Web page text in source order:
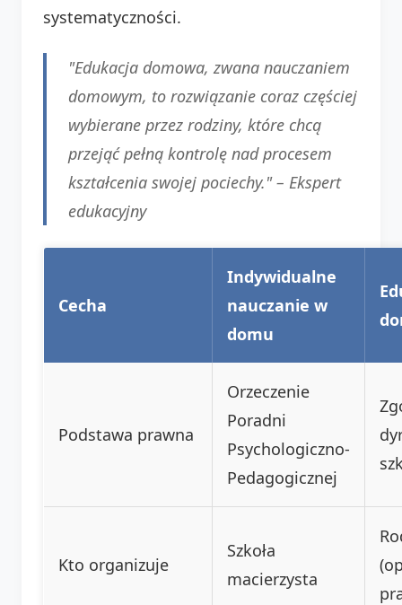
systematyczności.
"Edukacja domowa, zwana nauczaniem
domowym, to rozwiązanie coraz częściej
wybierane przez rodziny, które chcą
przejąć pełną kontrolę nad procesem
kształcenia swojej pociechy." – Ekspert
edukacyjny
Cecha
Indywidualne
nauczanie w
domu
Podstawa prawna
Orzeczenie
Poradni
Psychologiczno-
Pedagogicznej
Kto organizuje
Szkoła
macierzysta